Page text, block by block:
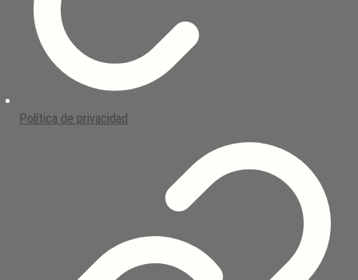
Política de privacidad